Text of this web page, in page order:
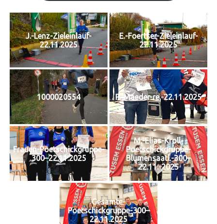
J.-Lenz-Zieleinlauf-
22.11.2025
E.-Foertser-Zieleinlauf-
22.11.2025
1000020554 P.-Maeder-re.-22.11.2025
Frauen-Poetschickgruppe-
300–22.11.2025
M.-Elias-Kroll-
Poetschickgruppe-
Blumensaatl.-300–
22.11.-2025
Gesamte-
Poetschickgruppe-300–
22.11.2025